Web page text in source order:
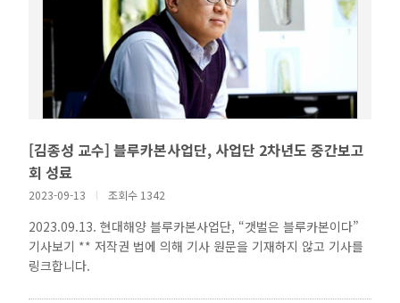
[김종성 교수] 블루카본사업단, 사업단 2차년도 중간보고
회 성료
2023-09-13 l 조회수 1342
2023.09.13. 현대해양 블루카본사업단, “갯벌은 블루카본이다”
기사보기 ** 저작권 법에 의해 기사 원문을 기재하지 않고 기사를
링크합니다.